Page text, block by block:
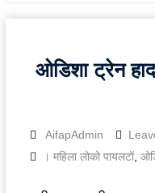
ओडिशा ट्रेन
AifapAdmin
। महिला लोको पायलटों,